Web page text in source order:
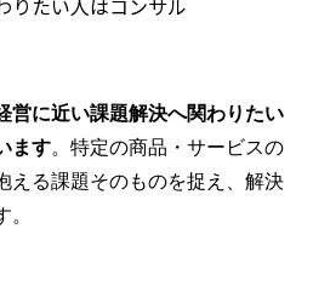
営に近い課題解決へ関わりたい
ます。特定の商品・サービスの
える課題そのものを捉え、解決